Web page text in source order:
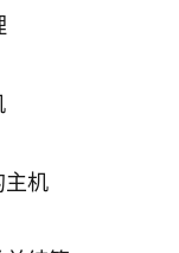
主机